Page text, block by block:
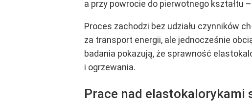
a przy powrocie do pierwotnego kształtu
Proces zachodzi bez udziału czynników
za transport energii, ale jednocześnie
badania pokazują, że sprawność
i ogrzewania.
Prace nad elastokalorykami